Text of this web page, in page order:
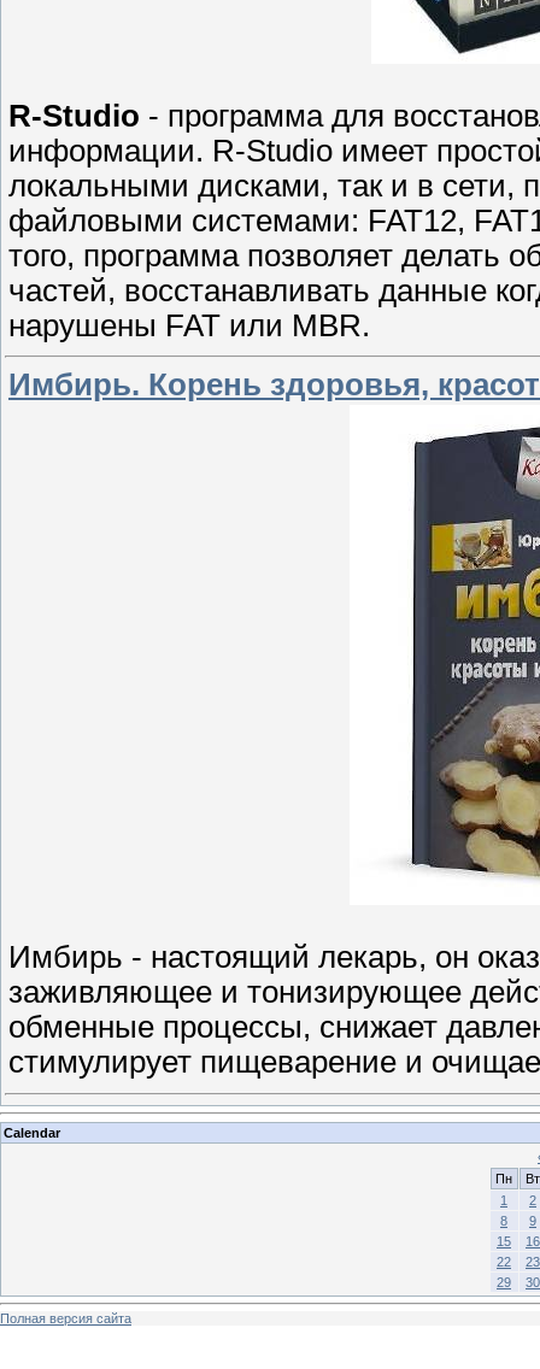
R-Studio - программа для
информации. R-Studio имеет
локальными дисками, так и в сети,
файловыми системами: FAT12,
того, программа позволяет делать
частей, восстанавливать данные
нарушены FAT или MBR.
Имбирь. Корень здоровья,
Имбирь - настоящий лекарь, он
заживляющее и тонизирующее
обменные процессы, снижает
стимулирует пищеварение и
Calendar
Пн
Вт
1
2
8
9
15
16
22
23
29
30
Полная версия сайта